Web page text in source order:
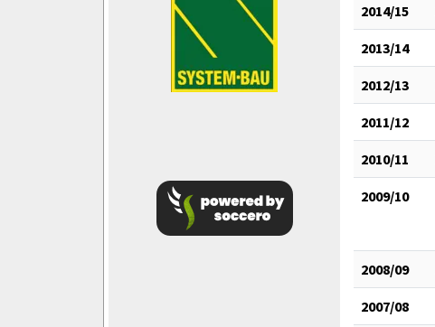
2014/15
2013/14
2012/13
2011/12
2010/11
2009/10
2008/09
2007/08